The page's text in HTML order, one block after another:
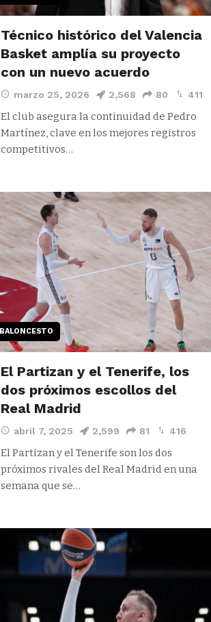
Técnico histórico del Valencia
Basket amplía su proyecto
con un nuevo acuerdo
marzo 25, 2026 2,568 80 411
El club asegura la continuidad de Pedro
Martínez, clave en los mejores registros
competitivos…
BALONCESTO
El Partizan y el Tenerife, los
dos próximos escollos del
Real Madrid
abril 7, 2025 2,599 81 416
El Partizan y el Tenerife son los dos
próximos rivales del Real Madrid en una
semana que se…